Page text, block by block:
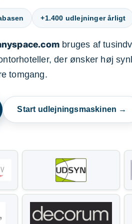
+1.400 udlejninger årligt
bruges af
der ønsker høj
tomgang.
Start udlejningsmaskinen →